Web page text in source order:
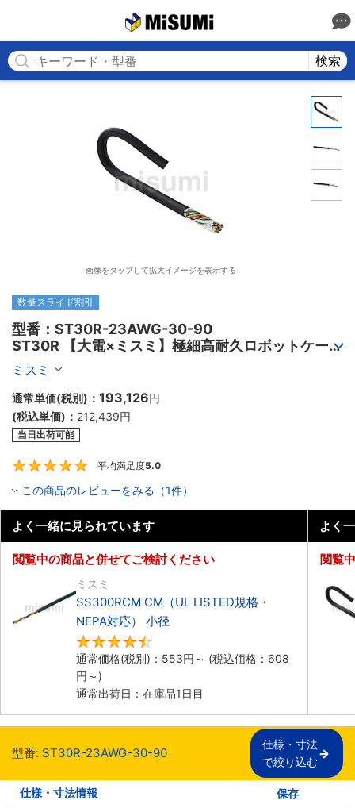
検索
画像をタップして拡大イメージを表示する
数量スライド割引
型番：ST30R-23AWG-30-90
ST30R 【大電×ミスミ】極細高耐久ロボットケーブ
ル（シールド無・有）
ミスミ
通常単価(税別)： 193,126円
(税込単価)： 212,439円
当日出荷可能
平均満足度5.0
この商品のレビューをみる（1件）
よく一緒に見られています
閲覧中の商品と併せてご検討ください
ミスミ
SS300RCM CM（UL LISTED規格・
NEPA対応） 小径
通常価格(税別)： 553円 ～ (税込価格： 608
円 ～)
通常出荷日：在庫品1日目
よく
閲覧
型番: ST30R-23AWG-30-90
仕様・寸法
で絞り込む
仕様・寸法情報 保存